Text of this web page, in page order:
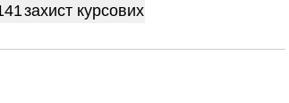
захист курсових